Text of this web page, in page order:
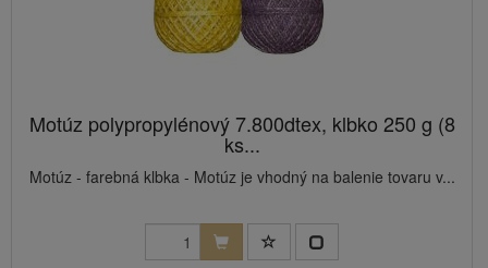
Motúz polypropylénový 7.800dtex, klbko 250 g (8
ks...
Motúz - farebná klbka - Motúz je vhodný na balenie tovaru v...